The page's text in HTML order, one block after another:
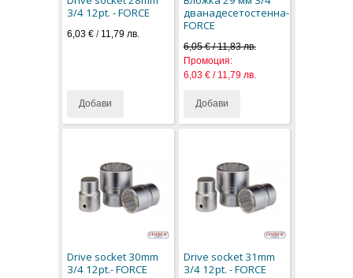
3/4 12pt. - FORCE
6,03 € / 11,79 лв.
Добави
дванадесетостенна-
FORCE
6,05 € / 11,83 лв.
Промоция:
6,03 € / 11,79 лв.
Добави
Drive socket 30mm
3/4 12pt.- FORCE
Drive socket 31mm
3/4 12pt. - FORCE